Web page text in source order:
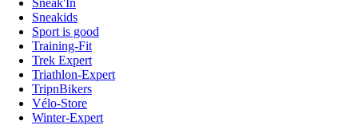
Sneakids
Sport is good
Training-Fit
Trek Expert
Triathlon-Expert
TripnBikers
Vélo-Store
Winter-Expert